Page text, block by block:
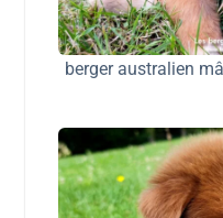
berger australien